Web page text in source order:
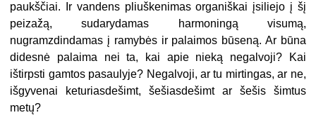
paukščiai. Ir vandens pliuškenimas organiškai įsiliejo į šį
peizažą, sudarydamas harmoningą visumą,
nugramzdindamas į ramybės ir palaimos būseną. Ar būna
didesnė palaima nei ta, kai apie nieką negalvoji? Kai
ištirpsti gamtos pasaulyje? Negalvoji, ar tu mirtingas, ar ne,
išgyvenai keturiasdešimt, šešiasdešimt ar šešis šimtus
metų?